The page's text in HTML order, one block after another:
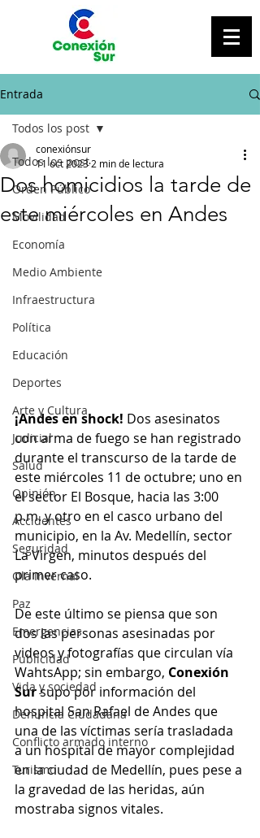
Entrada
Todos los post
Orden Público
Movilidad
Economía
Medio Ambiente
Infraestructura
Política
Educación
Deportes
Arte y Cultura
Judicial
Salud
Opinión
Accidentes
Seguridad
Ola Invernal
Paz
Emergencias
Publicidad
Vida y sociedad
Denuncia Ciudadana
Conflicto armado interno
Turismo
Todos los post
Dos homicidios la tarde de
este miércoles en Andes
conexiónsur
11 oct 2023 2 min de lectura
¡Andes en shock! Dos asesinatos
con arma de fuego se han registrado
durante el transcurso de la tarde de
este miércoles 11 de octubre; uno en
el sector El Bosque, hacia las 3:00
p.m. y otro en el casco urbano del
municipio, en la Av. Medellín, sector
La Virgen, minutos después del
primer caso.
De este último se piensa que son
dos las personas asesinadas por
videos y fotografías que circulan vía
WahtsApp; sin embargo, Conexión
Sur supo por información del
hospital San Rafael de Andes que
una de las víctimas sería trasladada
a un hospital de mayor complejidad
en la ciudad de Medellín, pues pese a
la gravedad de las heridas, aún
mostraba signos vitales.